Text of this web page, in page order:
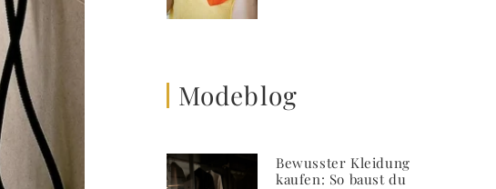
Modeblog
Bewusster Kleidung
kaufen: So baust du